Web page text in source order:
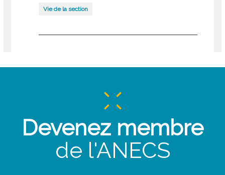
Vie de la section
Devenez membre
de l'ANECS